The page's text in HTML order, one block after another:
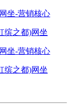
坐-营销核心
缤之都)网坐
坐-营销核心
缤之都)网坐